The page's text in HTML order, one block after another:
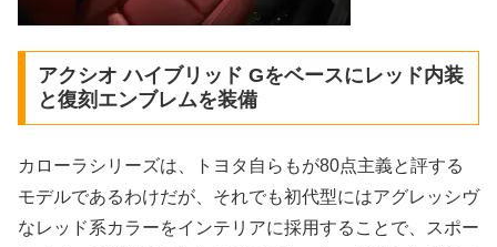
アクシオ ハイブリッド Gをベースにレッド内装
と復刻エンブレムを装備
カローラシリーズは、トヨタ自らもが80点主義と評する
モデルであるわけだが、それでも初代型にはアグレッシヴ
なレッド系カラーをインテリアに採用することで、スポー